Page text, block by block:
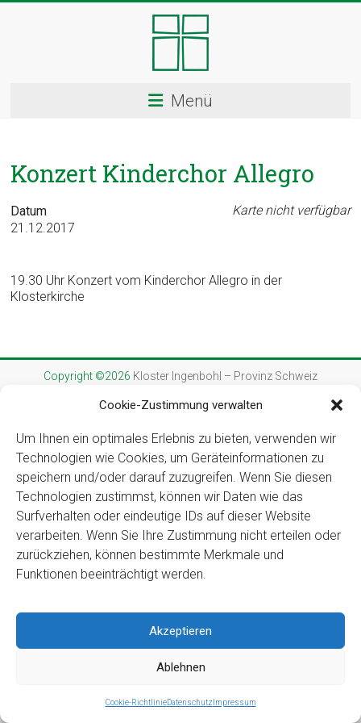
Cookie-Zustimmung verwalten
Um Ihnen ein optimales Erlebnis zu bieten, verwenden wir
Technologien wie Cookies, um Geräteinformationen zu
speichern und/oder darauf zuzugreifen. Wenn Sie diesen
Technologien zustimmst, können wir Daten wie das
Surfverhalten oder eindeutige IDs auf dieser Website
verarbeiten. Wenn Sie Ihre Zustimmung nicht erteilen oder
zurückziehen, können bestimmte Merkmale und
Funktionen beeinträchtigt werden.
Akzeptieren
Ablehnen
Cookie-RichtlinieDatenschutz Impressum
Provinz
Schweiz
bei
den
Menü
Konzert Kinderchor Allegro
Karte nicht verfügbar
Datum
21.12.2017
19.30 Uhr Konzert vom Kinderchor Allegro in der
Klosterkirche
Copyright ©2026 Kloster Ingenbohl – Provinz Schweiz
Links Impressum Datenschutz
Für Menschen